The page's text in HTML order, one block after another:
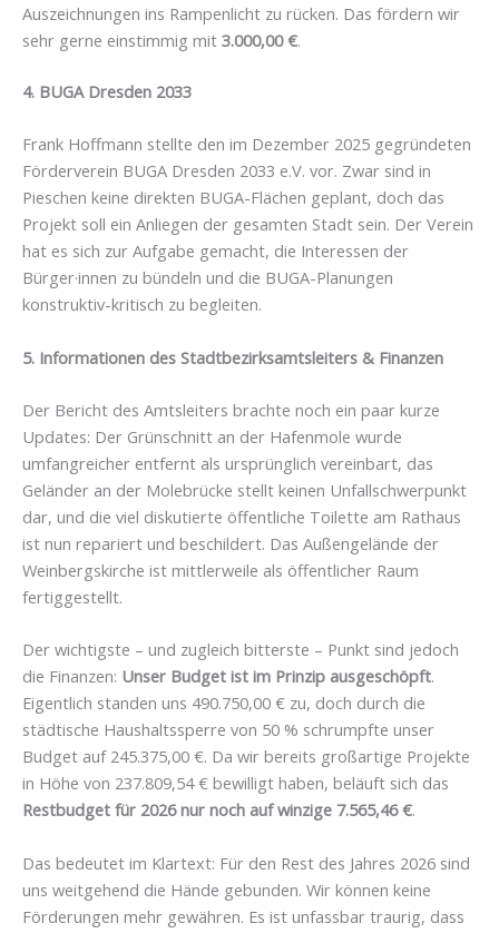
Auszeichnungen ins Rampenlicht zu rücken. Das fördern wir
sehr gerne einstimmig mit 3.000,00 €.
4. BUGA Dresden 2033
Frank Hoffmann stellte den im Dezember 2025 gegründeten
Förderverein BUGA Dresden 2033 e.V. vor. Zwar sind in
Pieschen keine direkten BUGA-Flächen geplant, doch das
Projekt soll ein Anliegen der gesamten Stadt sein. Der Verein
hat es sich zur Aufgabe gemacht, die Interessen der
Bürger·innen zu bündeln und die BUGA-Planungen
konstruktiv-kritisch zu begleiten.
5. Informationen des Stadtbezirksamtsleiters & Finanzen
Der Bericht des Amtsleiters brachte noch ein paar kurze
Updates: Der Grünschnitt an der Hafenmole wurde
umfangreicher entfernt als ursprünglich vereinbart, das
Geländer an der Molebrücke stellt keinen Unfallschwerpunkt
dar, und die viel diskutierte öffentliche Toilette am Rathaus
ist nun repariert und beschildert. Das Außengelände der
Weinbergskirche ist mittlerweile als öffentlicher Raum
fertiggestellt.
Der wichtigste – und zugleich bitterste – Punkt sind jedoch
die Finanzen: Unser Budget ist im Prinzip ausgeschöpft.
Eigentlich standen uns 490.750,00 € zu, doch durch die
städtische Haushaltssperre von 50 % schrumpfte unser
Budget auf 245.375,00 €. Da wir bereits großartige Projekte
in Höhe von 237.809,54 € bewilligt haben, beläuft sich das
Restbudget für 2026 nur noch auf winzige 7.565,46 €.
Das bedeutet im Klartext: Für den Rest des Jahres 2026 sind
uns weitgehend die Hände gebunden. Wir können keine
Förderungen mehr gewähren. Es ist unfassbar traurig, dass